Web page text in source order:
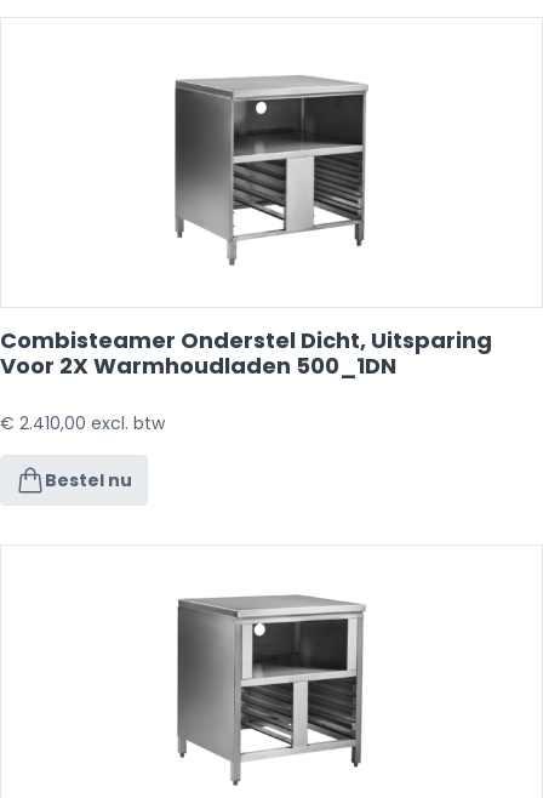
Combisteamer Onderstel Dicht, Uitsparing
Voor 2X Warmhoudladen 500_1DN
€ 2.410,00 excl. btw
Bestel nu